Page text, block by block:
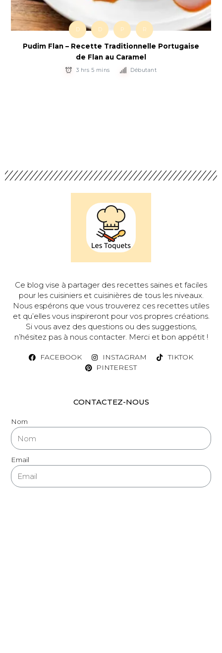
D D P R
Pudim Flan – Recette Traditionnelle Portugaise
de Flan au Caramel
3 hrs 5 mins Débutant
Ce blog vise à partager des recettes saines et faciles
pour les cuisiniers et cuisinières de tous les niveaux.
Nous espérons que vous trouverez ces recettes utiles
et qu’elles vous inspireront pour vos propres créations.
Si vous avez des questions ou des suggestions,
n’hésitez pas à nous contacter. Merci et bon appétit !
FACEBOOK INSTAGRAM
TIKTOK
PINTEREST
CONTACTEZ-NOUS
Nom
Email